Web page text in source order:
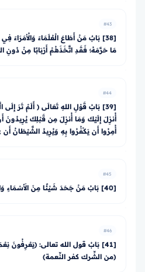
#43
[38] بَابٌ مَنْ أَطَاعَ الْعُلَمَاءَ وَالأُمَرَاءَ
مَا حَرَّمَهُ؛ فَقَدِ اتَّخَذَهُمْ أَرْبَابًا مِنْ دُونِ
#44
[39] بَابُ قَوْلِ اللهِ تَعَالَى ﴿ أَلَمْ تَرَ
أُنزِلَ إِلَيْكَ وَمَا أُنزِلَ مِن قَبْلِكَ يُرِيدُونَ
أُمِرُوا أَن يَكْفُرُوا بِهِ وَيُرِيدُ الشَّيْطَانُ
#45
[40] بَابُ مَنْ جَحَدَ شَيْئًا مِنَ الأَسْمَاءِ وَالصِّفَاتِ
#46
[41] بَابُ قول الله تعالى: ﴿يَعْرِفُونَ
(من الشِّرك كفر النِّعمة)